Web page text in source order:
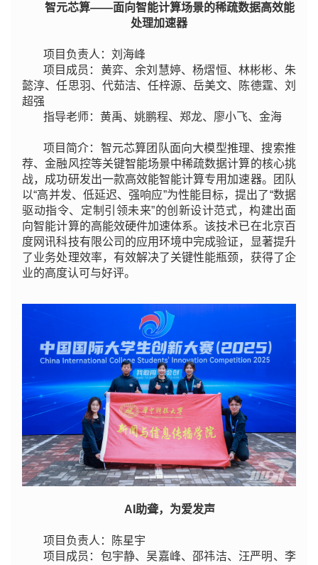
智元芯算——面向智能计算场景的稀疏数据高效能
处理加速器
项目负责人：刘海峰
项目成员：黄弈、余刘慧婷、杨熠恒、林彬彬、朱
懿淳、任思羽、代茹洁、任梓源、岳美文、陈德霆、刘
超强
指导老师：黄禹、姚鹏程、郑龙、廖小飞、金海
项目简介：智元芯算团队面向大模型推理、搜索推
荐、金融风控等关键智能场景中稀疏数据计算的核心挑
战，成功研发出一款高效能智能计算专用加速器。团队
以“高并发、低延迟、强响应”为性能目标，提出了“数据
驱动指令、定制引领未来”的创新设计范式，构建出面
向智能计算的高能效硬件加速体系。该技术已在北京百
度网讯科技有限公司的应用环境中完成验证，显著提升
了业务处理效率，有效解决了关键性能瓶颈，获得了企
业的高度认可与好评。
AI助聋，为爱发声
项目负责人：陈星宇
项目成员：包宇静、吴嘉峰、邵祎洁、汪严明、李